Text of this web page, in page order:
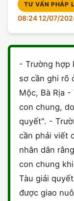
GIẤY PHÉP
LAO ĐỘNG
SỞ HỮU TRÍ
THUẾ - BẢO
DOANH
ĐẤT ĐAI
HÀNH CHÍNH
HÌNH SỰ
HÔN NHÂN -
SỞ HỮU TRÍ
DI CHÚC
ĐĂNG KÝ XE
HÀNH CHÍNH
DOANH
HỘ KINH
SỞ HỮU TRÍ
LÝ LỊCH TƯ
LY HÔN
ĐẤT ĐAI
HÌNH SỰ
HỢP ĐỒNG
TỐ TỤNG
KHÁC
TƯ VẤN PHÁP
08:24 12/07/
- Trường hợp
sơ cần ghi rõ
Mộc, Bà Rịa
con chung,
quyết". -
cần phải viết
nhân dân
con chung
Tàu giải
được giao